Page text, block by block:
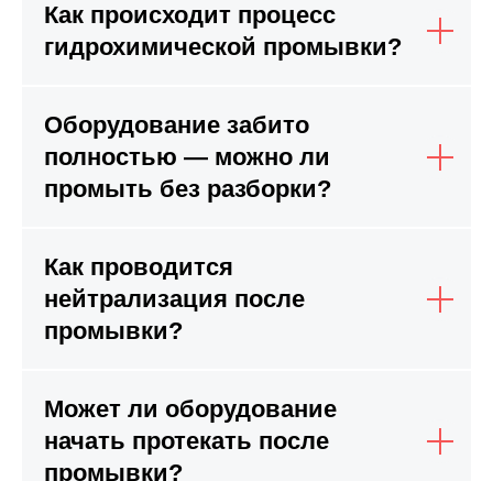
Как происходит процесс
гидрохимической промывки?
Оборудование забито
полностью — можно ли
промыть без разборки?
Как проводится
нейтрализация после
промывки?
Может ли оборудование
начать протекать после
промывки?